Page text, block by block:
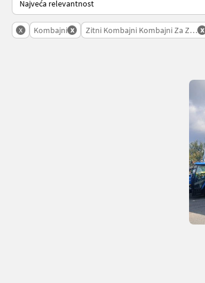
x Kombajni x Zitni Kombajni Kombajni Za Zitox